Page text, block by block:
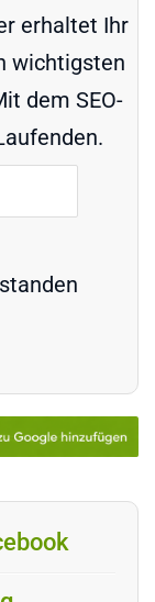
erhaltet Ihr
wichtigsten
dem SEO-